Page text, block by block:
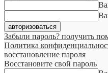
Забыли пароль? получить
Политика
восстановление пароля
Восстановите свой пароль